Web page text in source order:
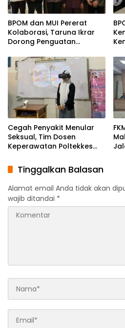
BPOM dan MUI Pererat
Kolaborasi, Taruna Ikrar
Dorong Penguatan
Thayyiban
Cegah Penyakit Menular
Seksual, Tim Dosen
Keperawatan Poltekkes
SMAN 9 Menggunakan
Teknologi Virtual Reality“R
edubit”
Tinggalkan Balasan
Alamat email Anda tidak akan
wajib ditandai *